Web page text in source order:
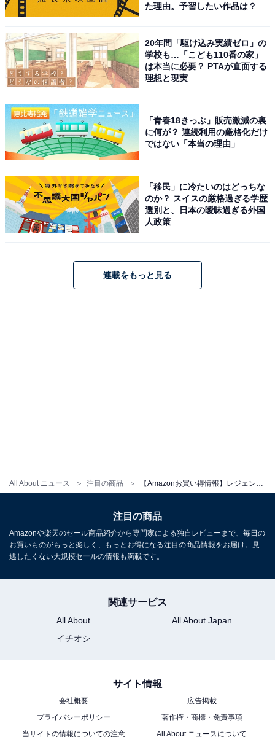
All About ニュース 注目の商品
Amazonで見る
レジェンドウォーカー「5511-57-SLCB」
[レジェンドウォーカー] GRACIA ストッパー付き スーツ
ケース キャリーケース 拡張 ファスナータイプ TSロック
ダブルキャスター 5511-57-SLCB (シルバーカーボン／
SILVER CARBON)
Amazonで見る
レジェンドウォーカー「5509-70-R-GM」
レジェンドウォーカー「5122-48-BK」
[レジェンドウォーカー] スーツケース (1泊2日 / SSサイズ
能/TSAロック/ダブルキャスター) キャリーケース バッグ
[5122-48-BK]
た理由。予習したい作品は？
20年間「駆け込み実績ゼロ」の
学校も…「こども110番の家」
は本当に必要？ PTAが直面する
理想と現実
「青春18きっぷ」販売激減の裏
に何が？ 連続利用の厳格化だけ
ではない「本当の理由」
「移民」に冷たいのはどっちな
のか？ スイスの厳格過ぎる学歴
選別と、日本の曖昧過ぎる外国
人政策
連載をもっと見る
注目の商品
Amazonや楽天のセール商品紹介から専門家による独自レビューまで、毎日の
お買いものがもっと楽しく、もっとお得になる注目の商品情報をお届け。見
逃したくない大規模セールの情報も満載です。
関連サービス
All About
All About Japan
イチオシ
サイト情報
会社概要
広告掲載
プライバシーポリシー
著作権・商標・免責事項
当サイトの情報についての注意
All About ニュースについて